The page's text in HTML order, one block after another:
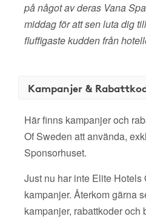
på något av deras Vana
middag för att sen luta dig
fluffigaste kudden från
Kampanjer &
Här finns kampanjer och
Of Sweden att använda,
Sponsorhuset.
Just nu har inte Elite
kampanjer. Återkom gärna
kampanjer, rabattkoder och